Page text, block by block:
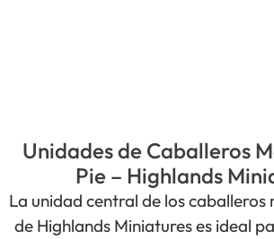
Unidades de Caballeros
Pie – Highlands
La unidad central de los caballeros
de Highlands Miniatures es ideal